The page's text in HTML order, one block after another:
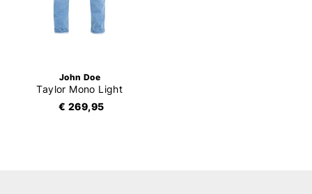
John Doe
Taylor Mono Light
€ 269,95